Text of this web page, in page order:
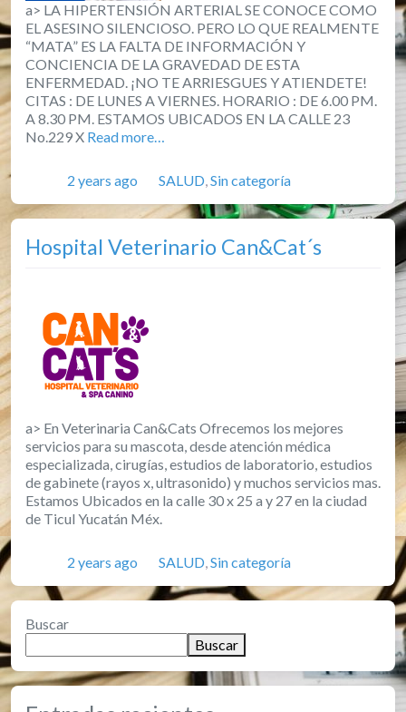
a> LA HIPERTENSIÓN ARTERIAL SE CONOCE COMO
EL ASESINO SILENCIOSO. PERO LO QUE REALMENTE
“MATA” ES LA FALTA DE INFORMACIÓN Y
CONCIENCIA DE LA GRAVEDAD DE ESTA
ENFERMEDAD. ¡NO TE ARRIESGUES Y ATIENDETE!
CITAS : DE LUNES A VIERNES. HORARIO : DE 6.00 PM.
A 8.30 PM. ESTAMOS UBICADOS EN LA CALLE 23
No.229 X Read more…
Posted
2 years ago Categories
SALUD,Sin categoría
Hospital Veterinario Can&Cat´s
a> En Veterinaria Can&Cats Ofrecemos los mejores
servicios para su mascota, desde atención médica
especializada, cirugías, estudios de laboratorio, estudios
de gabinete (rayos x, ultrasonido) y muchos servicios mas.
Estamos Ubicados en la calle 30 x 25 a y 27 en la ciudad
de Ticul Yucatán Méx.
Posted
2 years ago Categories
SALUD,Sin categoría
Buscar
Buscar